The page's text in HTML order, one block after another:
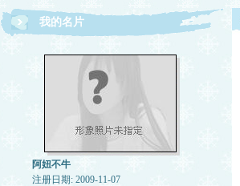
我的名片
阿妞不牛
注册日期: 2009-11-07